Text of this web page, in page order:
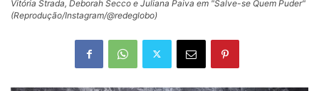
Vitória Strada, Deborah Secco e Juliana Paiva em "Salve-se Quem Puder"
(Reprodução/Instagram/@redeglobo)